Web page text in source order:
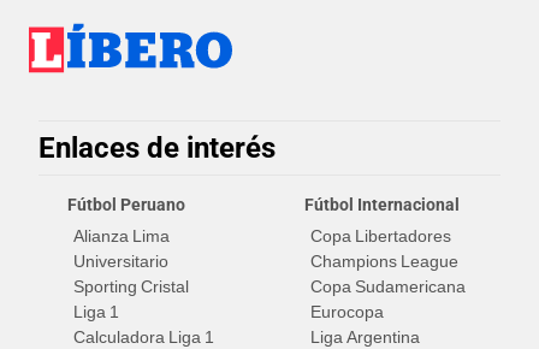
Enlaces de interés
Fútbol Peruano
Alianza Lima
Universitario
Sporting Cristal
Liga 1
Calculadora Liga 1
Fútbol Internacional
Copa Libertadores
Champions League
Copa Sudamericana
Eurocopa
Liga Argentina